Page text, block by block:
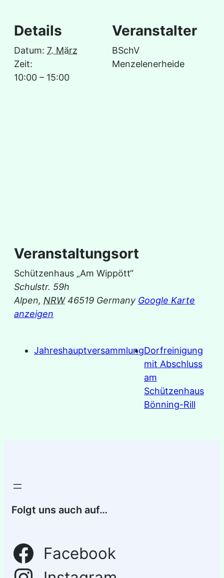
Details
Datum: 7. März
Zeit:
10:00 – 15:00
Veranstalter
BSchV
Menzelenerheide
Veranstaltungsort
Schützenhaus „Am Wippött“
Schulstr. 59h
Alpen, NRW 46519 Germany Google Karte
anzeigen
JahreshauptversammlungDorfreinigung
mit Abschluss
am
Schützenhaus
Bönning-Rill
Folgt uns auch auf…
Facebook